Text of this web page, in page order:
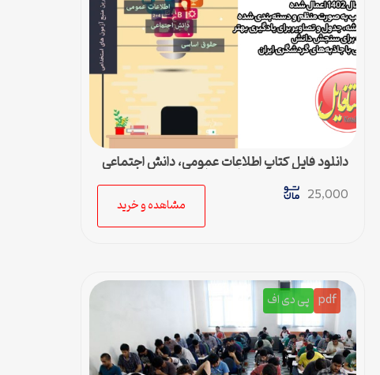
دانلود فایل کتاب اطلاعات عمومی، دانش اجتماعی
و حقوق اساسی آزمون استخدامی
25,000
مشاهده و خرید
pdf پی دی اف